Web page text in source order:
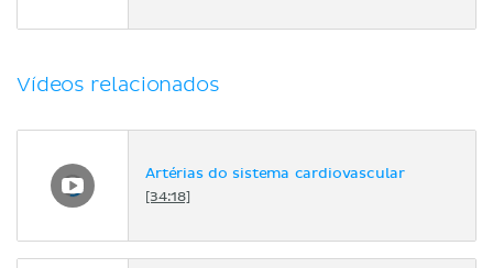
Vídeos relacionados
Artérias do sistema cardiovascular
[34:18]